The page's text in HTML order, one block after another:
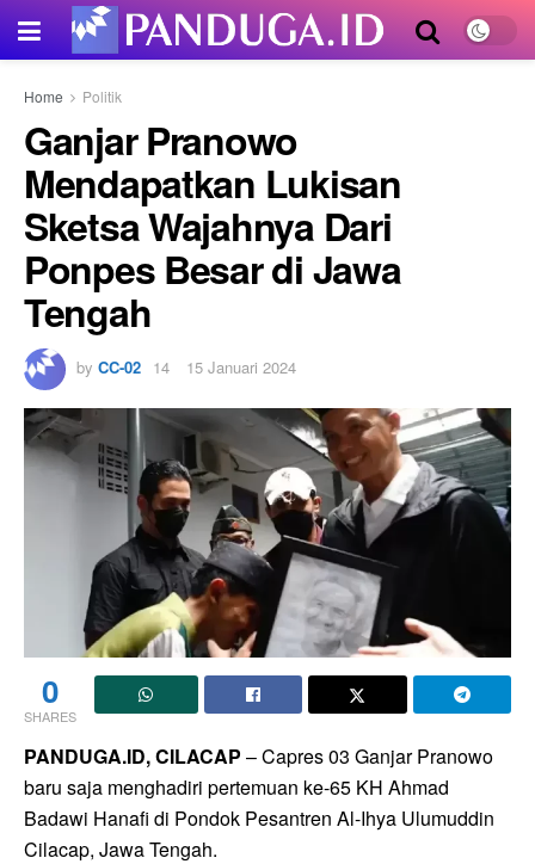
Home Politik
Ganjar Pranowo
Mendapatkan Lukisan
Sketsa Wajahnya Dari
Ponpes Besar di Jawa
Tengah
by CC-02 15 Januari 2024
0
SHARES
PANDUGA.ID, CILACAP – Capres 03 Ganjar Pranowo
baru saja menghadiri pertemuan ke-65 KH Ahmad
Badawi Hanafi di Pondok Pesantren Al-Ihya Ulumuddin
Cilacap, Jawa Tengah.